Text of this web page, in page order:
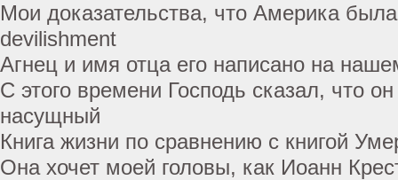
Мои доказательства, что Америка
devilishment
Агнец и имя отца его написано на
С этого времени Господь сказал, что
насущный
Книга жизни по сравнению с книгой
Она хочет моей головы, как Иоанн